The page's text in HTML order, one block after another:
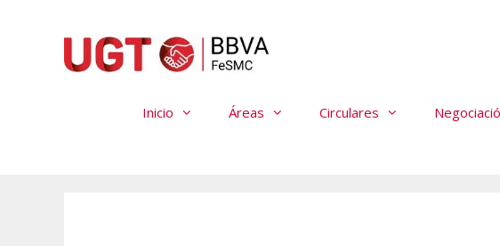
Inicio Áreas Circulares